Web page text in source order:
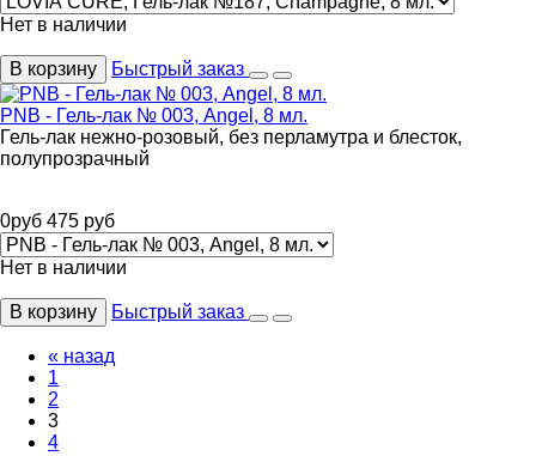
Нет в наличии
В корзину Быстрый заказ
PNB - Гель-лак № 003, Angel, 8 мл.
Гель-лак нежно-розовый, без перламутра и блесток,
полупрозрачный
0руб 475 руб
Нет в наличии
В корзину Быстрый заказ
« назад
1
2
3
4